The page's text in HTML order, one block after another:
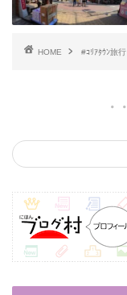
HOME #ｺﾘｱﾀｳﾝ旅行